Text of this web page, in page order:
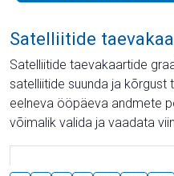
Satelliitide
Satelliitide taevakaartide
satelliitide suunda ja kõrgust
eelneva ööpäeva andmete
võimalik valida ja vaadata